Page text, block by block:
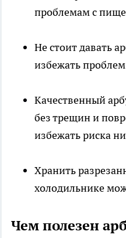
проблемам с
Не стоит давать
избежать
Качественный
без трещин и
избежать риска
Хранить
холодильнике
Чем полезен